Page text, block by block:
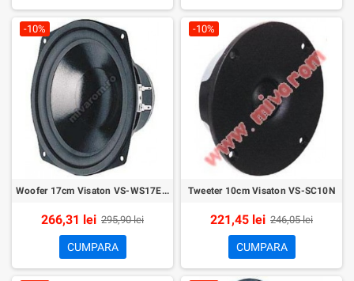
-10%
Woofer 17cm Visaton VS-WS17E/8
266,31 lei 295,90 lei
CUMPARA
-10%
Tweeter 10cm Visaton VS-SC10N
221,45 lei 246,05 lei
CUMPARA